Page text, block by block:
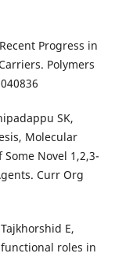
Progress in
Polymers
SK,
Molecular
Novel 1,2,3-
Curr Org
E,
roles in